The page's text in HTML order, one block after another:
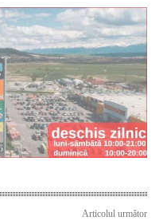
Articolul următor